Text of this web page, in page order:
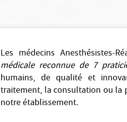
Les médecins Anesthésistes-
médicale reconnue de 7
humains, de qualité et
traitement, la consultation ou la
notre établissement.​